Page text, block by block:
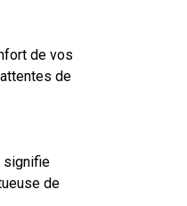
de vos
de
signifie
de